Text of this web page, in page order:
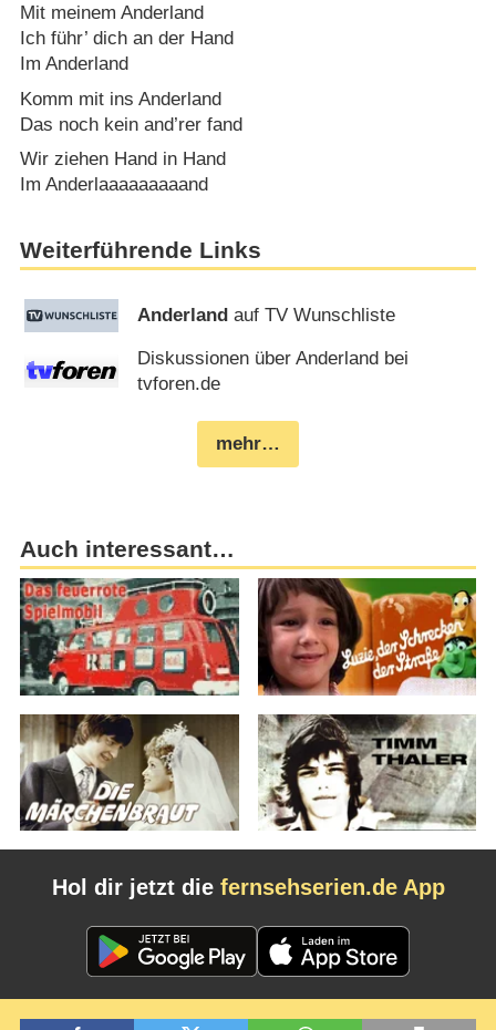
Mit meinem Anderland
Ich führ’ dich an der Hand
Im Anderland
Komm mit ins Anderland
Das noch kein and’rer fand
Wir ziehen Hand in Hand
Im Anderlaaaaaaaaand
Weiterführende Links
Anderland auf TV Wunschliste
Diskussionen über Anderland bei
tvforen.de
mehr…
Auch interessant…
Hol dir jetzt die fernsehserien.de App